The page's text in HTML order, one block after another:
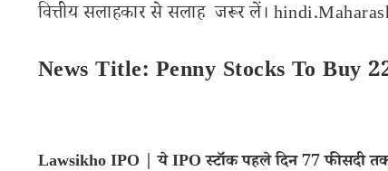
वित्तीय सलाहकार से सलाह जरूर लें।
News Title: Penny Stocks To Buy
Lawsikho IPO | ये IPO स्टॉक पहले दिन 77 फीसदी